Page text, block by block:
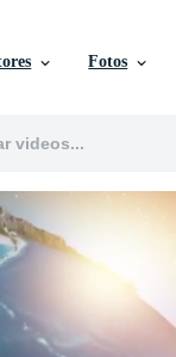
Fotos